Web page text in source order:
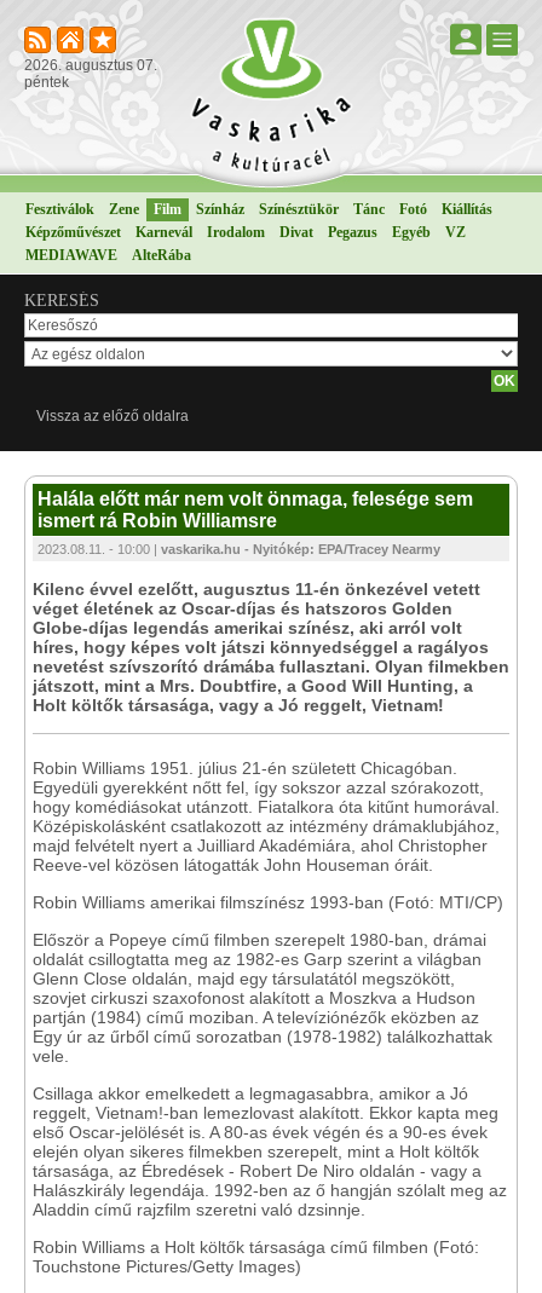
2026. augusztus 07.
péntek
Fesztiválok Zene Film Színház Színésztükör Tánc Fotó
Kiállítás
Képzőművészet
Karnevál Irodalom Divat Pegazus Egyéb
VZ
MEDIAWAVE
AlteRába
KERESÉS
Vissza az előző oldalra
Halála előtt már nem volt önmaga, felesége sem
ismert rá Robin Williamsre
2023.08.11. - 10:00 | vaskarika.hu - Nyitókép: EPA/Tracey Nearmy
Kilenc évvel ezelőtt, augusztus 11-én önkezével vetett
véget életének az Oscar-díjas és hatszoros Golden
Globe-díjas legendás amerikai színész, aki arról volt
híres, hogy képes volt játszi könnyedséggel a ragályos
nevetést szívszorító drámába fullasztani. Olyan filmekben
játszott, mint a Mrs. Doubtfire, a Good Will Hunting, a
Holt költők társasága, vagy a Jó reggelt, Vietnam!
Robin Williams 1951. július 21-én született Chicagóban.
Egyedüli gyerekként nőtt fel, így sokszor azzal szórakozott,
hogy komédiásokat utánzott. Fiatalkora óta kitűnt humorával.
Középiskolásként csatlakozott az intézmény drámaklubjához,
majd felvételt nyert a Juilliard Akadémiára, ahol Christopher
Reeve-vel közösen látogatták John Houseman óráit.
Robin Williams amerikai filmszínész 1993-ban (Fotó: MTI/CP)
Először a Popeye című filmben szerepelt 1980-ban, drámai
oldalát csillogtatta meg az 1982-es Garp szerint a világban
Glenn Close oldalán, majd egy társulatától megszökött,
szovjet cirkuszi szaxofonost alakított a Moszkva a Hudson
partján (1984) című moziban. A televíziónézők eközben az
Egy úr az űrből című sorozatban (1978-1982) találkozhattak
vele.
Csillaga akkor emelkedett a legmagasabbra, amikor a Jó
reggelt, Vietnam!-ban lemezlovast alakított. Ekkor kapta meg
első Oscar-jelölését is. A 80-as évek végén és a 90-es évek
elején olyan sikeres filmekben szerepelt, mint a Holt költők
társasága, az Ébredések - Robert De Niro oldalán - vagy a
Halászkirály legendája. 1992-ben az ő hangján szólalt meg az
Aladdin című rajzfilm szeretni való dzsinnje.
Robin Williams a Holt költők társasága című filmben (Fotó:
Touchstone Pictures/Getty Images)